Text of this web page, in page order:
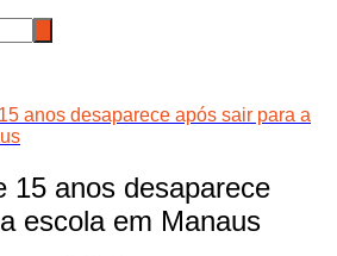
anos desaparece após sair para a
15 anos desaparece
escola em Manaus